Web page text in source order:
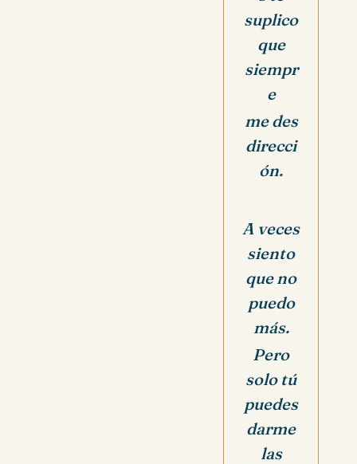
suplico
que
siempr
e
me des
direcci
ón.
A veces
siento
que no
puedo
más.
Pero
solo tú
puedes
darme
las